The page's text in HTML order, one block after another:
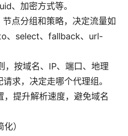
、加密方式等。
点分组和策略，决定流量如
、select、fallback、url-
，按域名、IP、端口、地理
求，决定走哪个代理组。
，提升解析速度，避免域名
）